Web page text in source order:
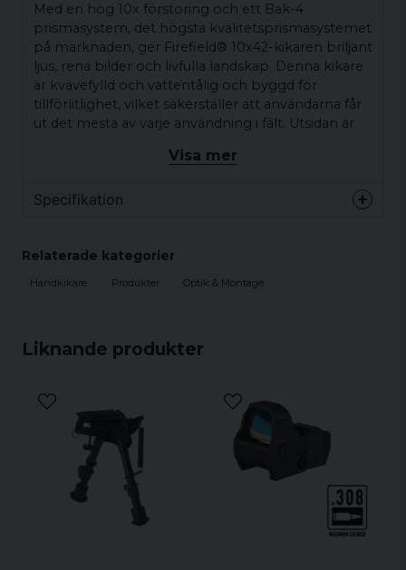
Liknande produkter
Med en hög 10x förstoring och ett Bak-4
prismasystem, det högsta kvalitetsprismasystemet
på marknaden, ger Firefield® 10x42-kikaren briljant
ljus, rena bilder och livfulla landskap. Denna kikare
är kvävefylld och vattentålig och byggd för
tillförlitlighet, vilket säkerställer att användarna får
ut det mesta av varje användning i fält. Utsidan är
grepp och skydd mot mindre stötar.
Visa mer
Specifikation
Vridbar ögonmussla
Medföljer i paketet
ex. bärväska
Specifikationer
Relaterade kategorier
Handkikare Produkter Optik & Montage